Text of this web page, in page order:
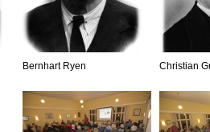
Bernhart Ryen Christian